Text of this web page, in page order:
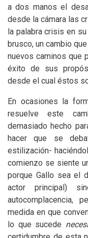
a dos manos el
desde la cámara las
la palabra crisis en
brusco, un cambio
nuevos caminos que
éxito de sus
desde el cual éstos
En ocasiones la
resuelve este
demasiado hecho
hacer que se
estilización-
comienzo se siente
porque Gallo sea el
actor principal)
autocomplacencia,
medida en que
lo que sucede